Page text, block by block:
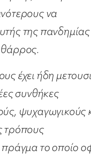
να
της
έχει ήδη
συνθήκες
ψυχαγωγικούς
τρόπους
πράγμα το οποίο